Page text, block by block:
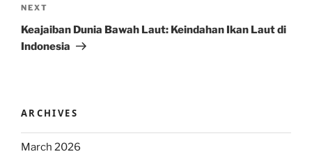
Next
Post
NEXT
Keajaiban Dunia Bawah Laut: Keindahan Ikan Laut di
Indonesia
ARCHIVES
March 2026